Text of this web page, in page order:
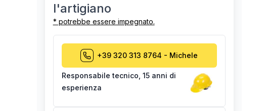
l'artigiano
* potrebbe essere impegnato.
+39 320 313 8764 - Michele
Responsabile tecnico 15 anni di
esperienza